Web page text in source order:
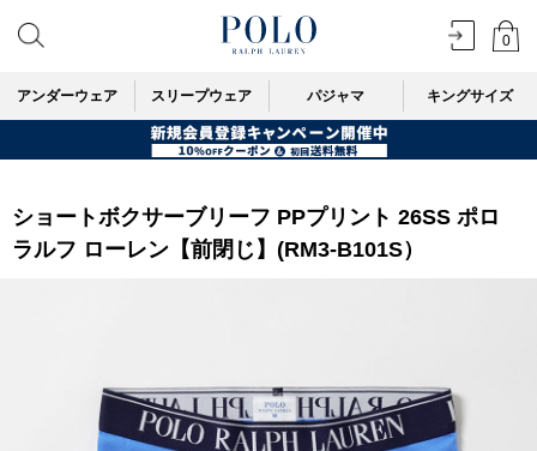
0
アンダーウェア スリープウェア パジャマ キングサイズ
ショートボクサーブリーフ PPプリント 26SS ポロ
ラルフ ローレン【前閉じ】(RM3-B101S）